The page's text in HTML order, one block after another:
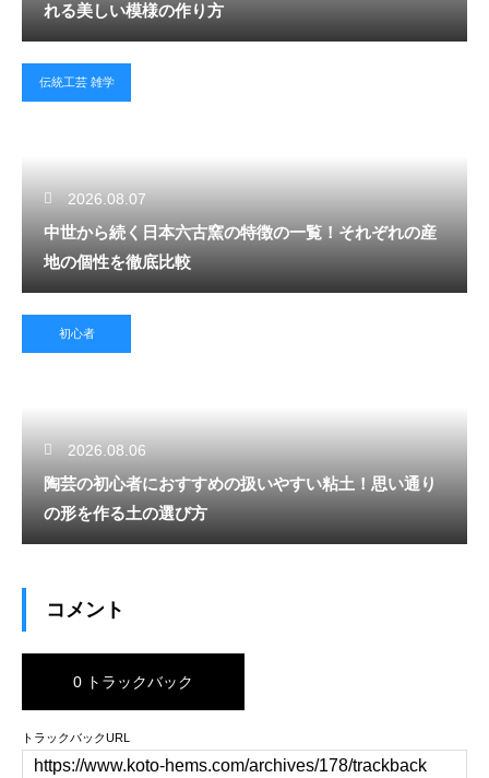
れる美しい模様の作り方
伝統工芸 雑学
2026.08.07
中世から続く日本六古窯の特徴の一覧！それぞれの産
地の個性を徹底比較
初心者
2026.08.06
陶芸の初心者におすすめの扱いやすい粘土！思い通り
の形を作る土の選び方
コメント
0 トラックバック
トラックバックURL